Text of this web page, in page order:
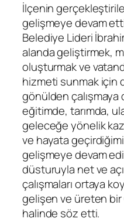
İlçenin
gelişmeye devam
Belediye Lideri
alanda geliştirmek,
oluşturmak ve
hizmeti sunmak için
gönülden
eğitimde, tarımda,
geleceğe yönelik
ve hayata
gelişmeye devam
düsturuyla net ve
çalışmaları ortaya
gelişen ve üreten bir
halinde söz etti.